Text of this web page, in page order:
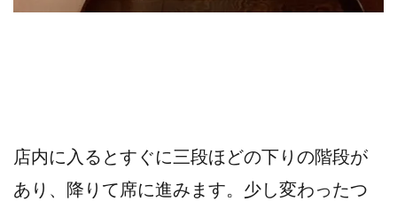
店内に入るとすぐに三段ほどの下りの階段が
あり、降りて席に進みます。少し変わったつ